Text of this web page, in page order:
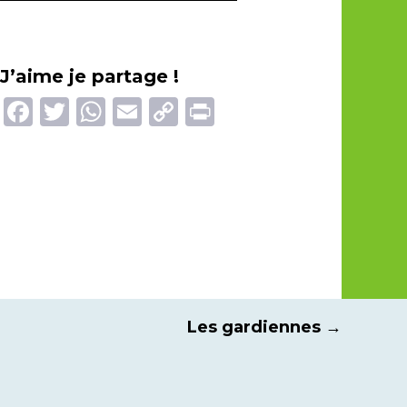
J’aime je partage !
Facebook
Twitter
WhatsApp
EmailCopy
Les gardiennes →